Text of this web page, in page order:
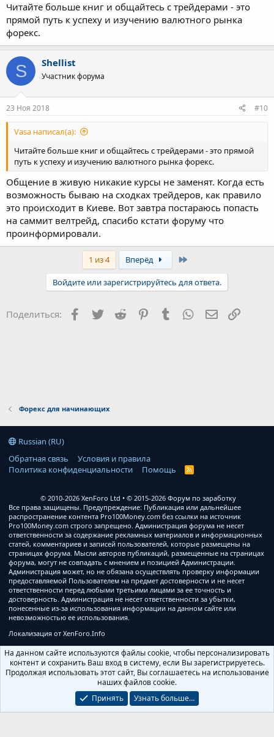
Читайте больше книг и общайтесь с трейдерами - это
прямой путь к успеху и изучению валютного рынка
форекс.
S Shellist
Участник форума
23 Ноя 2018 #10
Vasa написал(а):
Читайте больше книг и общайтесь с трейдерами - это прямой
путь к успеху и изучению валютного рынка форекс.
Общение в живую никакие курсы не заменят. Когда есть
возможность бываю на сходках трейдеров, как правило
это происходит в Киеве. Вот завтра постараюсь попасть
на саммит велтрейд, спасибо кстати форуму что
проинформировали.
1 из 4 Вперёд
Войдите или зарегистрируйтесь для ответа.
Поделиться: Facebook
Twitter Reddit PinterestTumblr WhatsApp
Форекс для начинающих
Russian (RU)
Обратная связь
Условия и правила
Политика конфиденциальности
Помощь
R
© 2010-2026 XenForo Ltd
© 2015-2026 Форум по заработку
Все права защищены. Предупреждение: Публикация или дальнейшее
распространение контента Pro100Money.com без ссылки на источник
Pro100Money.com строго запрещено. Администрация форума не несет
ответственности за содержание рекламных материалов и информационных
статей, комментариев и записей пользователей, которые размещены на
страницах форума. Мысли авторов публикаций, размещенные на страницах
форума, могут не совпадать с мнением и позицией Администрации.
Администрация может, но не обязана осуществлять проверку информации
предоставляемой Пользователем на предмет достоверности и не несет
ответственности перед любыми третьими лицами за ее точность и
достоверность. Администрация не несет ответственности за убытки,
понесенные из-за использования информации на данном сайте или
невозможностью ее использования.
Локализация от XenForo.Info
На данном сайте используются файлы cookie, чтобы персонализировать
контент и сохранить Ваш вход в систему, если Вы зарегистрируетесь.
Продолжая использовать этот сайт, Вы соглашаетесь на использование
наших файлов cookie.
Принять
Узнать больше…